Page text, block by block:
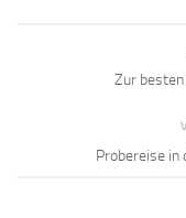
Zur
Probereise